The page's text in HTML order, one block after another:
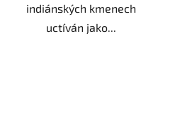
indiánských kmenech
uctíván jako...